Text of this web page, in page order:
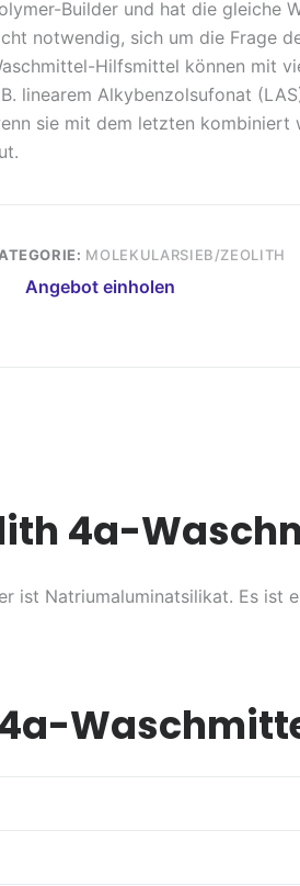
Builder und hat die gleiche
notwendig, sich um die Frage
Hilfsmittel können mit
linearem Alkybenzolsufonat
sie mit dem letzten kombiniert
MOLEKULARSIEB/ZEOLITH
Angebot einholen
4a-
ist Natriumaluminatsilikat. Es ist